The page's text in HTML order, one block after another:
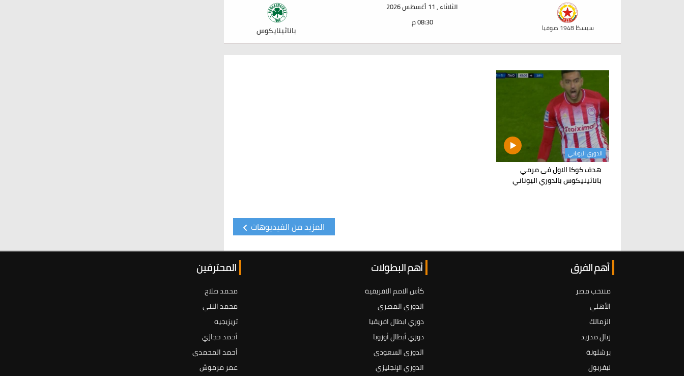
سيسكا 1948 صوفيا
الثلاثاء , 11 أغسطس 2026
08:30 م
باناثينايكوس
الدوري اليوناني
هدف كوكا الاول فى مرمي
باناثينيكوس بالدوري اليوناني
المزيد من الفيديوهات
أهم الفرق
منتخب مصر
الأهلي
الزمالك
ريال مدريد
برشلونة
ليفربول
أهم البطولات
كأس الامم الافريقية
الدوري المصري
دوري ابطال افريقيا
دوري أبطال أوروبا
الدوري السعودي
الدوري الإنجليزي
المحترفين
محمد صلاح
محمد النني
تريزيجيه
أحمد حجازي
أحمد المحمدي
عمر مرموش